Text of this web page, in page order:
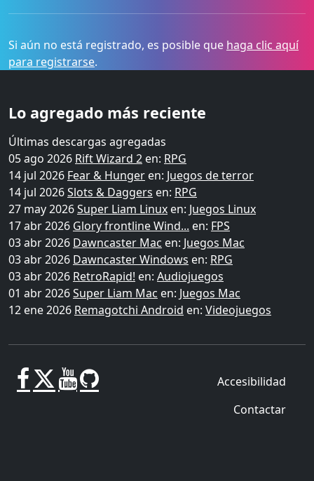
Si aún no está registrado, es posible que haga clic aquí
para registrarse.
Lo agregado más reciente
Últimas descargas agregadas
05 ago 2026 Rift Wizard 2 en: RPG
14 jul 2026 Fear & Hunger en: Juegos de terror
14 jul 2026Slots & Daggers en: RPG
27 may 2026Super Liam Linux en: Juegos Linux
17 abr 2026 Glory frontline Wind... en: FPS
03 abr 2026 Dawncaster Mac en: Juegos Mac
03 abr 2026 Dawncaster Windows en: RPG
03 abr 2026 RetroRapid! en: Audiojuegos
01 abr 2026Super Liam Mac en: Juegos Mac
12 ene 2026 Remagotchi Android en: Videojuegos
Accesibilidad
Contactar